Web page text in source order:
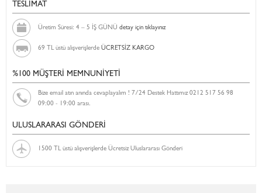
TESLİMAT
Üretim Süresi: 4 – 5 İŞ GÜNÜ detay için tıklayınız
69 TL üstü alışverişlerde ÜCRETSİZ KARGO
%100 MÜŞTERİ MEMNUNİYETİ
Bize email atın anında cevaplayalım ! 7/24 Destek Hattımız 0212 517 56 98
09:00 - 19:00 arası.
ULUSLARARASI GÖNDERİ
1500 TL üstü alışverişlerde Ücretsiz Uluslararası Gönderi